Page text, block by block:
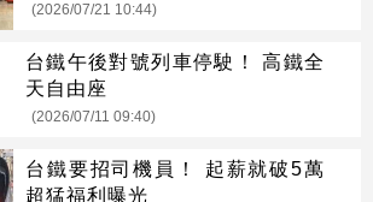
(2026/07/21 10:44)
台鐵午後對號列車停駛！ 高鐵全
天自由座
(2026/07/11 09:40)
台鐵要招司機員！ 起薪就破5萬
超猛福利曝光